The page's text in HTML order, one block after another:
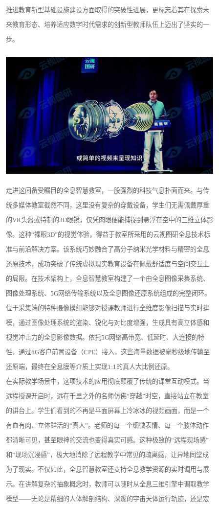
推进教育新型基础设施建设方面取得的突破性进展，更标志着其在探索未
来教育形态、培养适应数字时代需求的创新型教师队伍上迈出了坚实的一
步。
走进这间备受瞩目的全息智慧教室，一股强烈的科技气息扑面而来。与传
统多媒体教室截然不同，这里没有复杂的穿戴设备，学生们无需佩戴厚重
的VR头盔或特制的3D眼镜，仅凭肉眼便能捕捉到悬浮在空中的三维立体影
像。这种“裸眼3D”的视觉体验，得益于教室所采用的云视图研全息技术标
准与前沿解决方案。该系统巧妙融合了高分子纳米光学材料与精密的全息
还原技术，成功突破了传统虚拟现实教育设备在佩戴舒适度与空间交互上
的局限。在技术架构上，全息智慧教室构建了一个由全息图像采集系统、
图像处理系统、5G网络传输系统以及全息图像还原系统组成的完整闭环。
位于采集端的特种摄像模组能够对授课教师进行全维度影像扫描与实时建
模，通过图像处理系统的渲染、锐化与对比度增强，生成具有高立体感和
视觉冲击力的全息影像数据。依托5G网络高带宽、低延时、大连接的特
性，通过5G客户前置设备（CPE）接入，这些海量数据被毫秒级地传输至
还原端，最终在全息膜等介质上实现1:1的真人大比例还原。
在实际教学场景中，这项技术的应用彻底颠覆了传统的课堂互动模式。当
远程授课开启时，远在千里之外的名师仿佛“穿越”时空，直接站立在教室
的讲台上。学生们看到的不再是平面屏幕上冷冰冰的视频画面，而是一个
有血有肉、立体鲜活的“真人”。老师的每一个细微表情、每一个肢体动作
都清晰可见，甚至眼神的交流也变得真实可感。这种极致的“远程现场感”
和“现场沉浸感”，极大地消除了远程教学中常见的疏离感，让异地同堂成
为了现实。不仅如此，全息智慧教室还支持全息教学资源的实时调用与展
示。在讲解复杂的抽象概念时，教师可以随时从全息三维引擎中调取教学
模型——无论是精细的人体解剖结构、深邃的宇宙天体运行轨迹，还是宏